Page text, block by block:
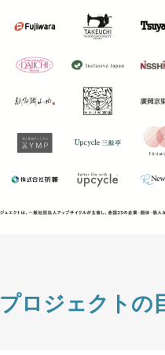
プロジェクトの